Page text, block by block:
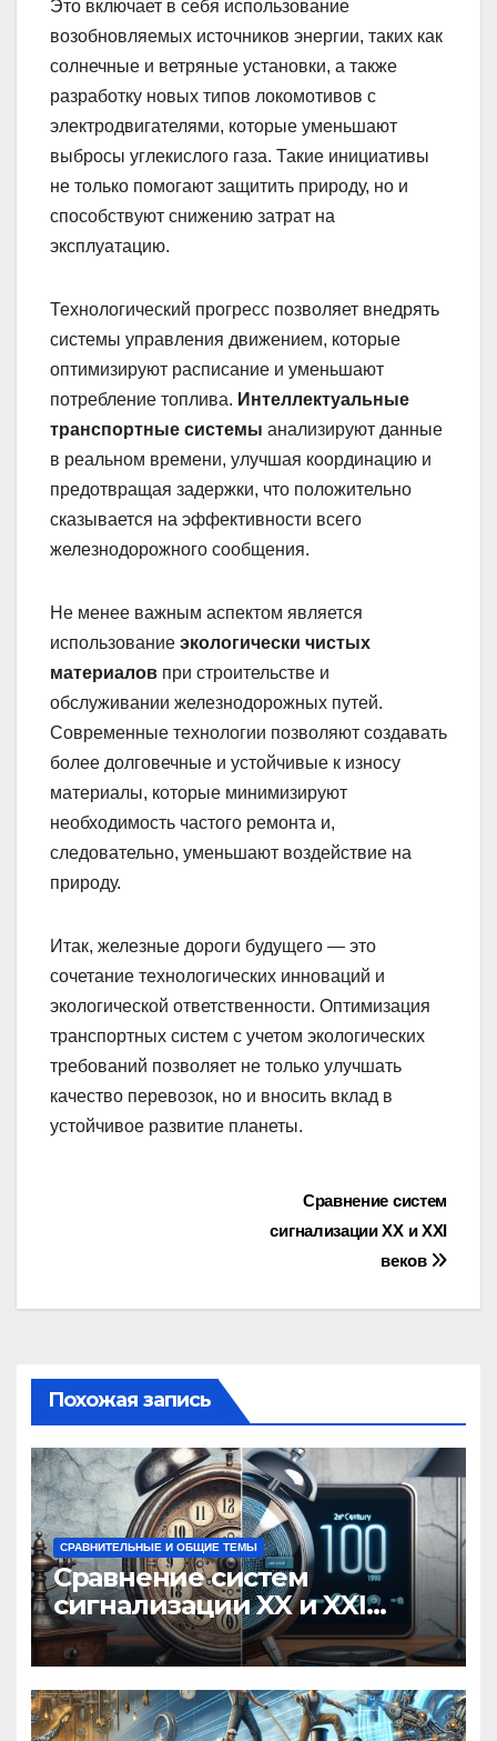
Это включает в себя использование
возобновляемых источников энергии, таких как
солнечные и ветряные установки, а также
разработку новых типов локомотивов с
электродвигателями, которые уменьшают
выбросы углекислого газа. Такие инициативы
не только помогают защитить природу, но и
способствуют снижению затрат на
эксплуатацию.
Технологический прогресс позволяет внедрять
системы управления движением, которые
оптимизируют расписание и уменьшают
потребление топлива. Интеллектуальные
транспортные системы анализируют данные
в реальном времени, улучшая координацию и
предотвращая задержки, что положительно
сказывается на эффективности всего
железнодорожного сообщения.
Не менее важным аспектом является
использование экологически чистых
материалов при строительстве и
обслуживании железнодорожных путей.
Современные технологии позволяют создавать
более долговечные и устойчивые к износу
материалы, которые минимизируют
необходимость частого ремонта и,
следовательно, уменьшают воздействие на
природу.
Итак, железные дороги будущего — это
сочетание технологических инноваций и
экологической ответственности. Оптимизация
транспортных систем с учетом экологических
требований позволяет не только улучшать
качество перевозок, но и вносить вклад в
устойчивое развитие планеты.
записям
Сравнение систем
сигнализации XX и XXI
веков
Похожая запись
СРАВНИТЕЛЬНЫЕ И ОБЩИЕ ТЕМЫ
Сравнение систем
сигнализации XX и XXI
веков